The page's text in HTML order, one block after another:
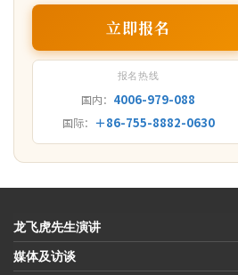
立即报名
报名热线
国内： 4006-979-088
国际： ＋86-755-8882-0630
龙飞虎先生演讲
媒体及访谈